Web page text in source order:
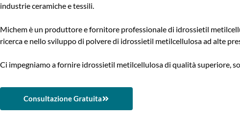
industrie ceramiche e tessili.
Michem è un produttore e fornitore professionale di idrossietil
ricerca e nello sviluppo di polvere di idrossietil metilcellulosa ad alte
Ci impegniamo a fornire idrossietil metilcellulosa di qualità superiore,
Consultazione Gratuita